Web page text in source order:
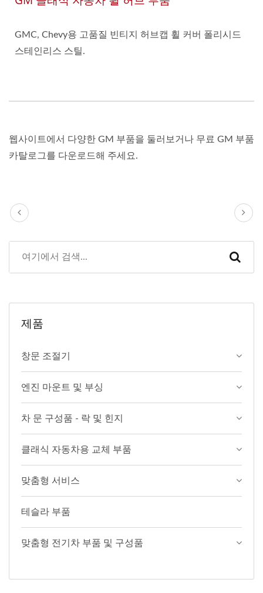
GMC, Chevy용 고품질 빈티지 허브캡 휠 커버 폴리시드
스테인리스 스틸.
웹사이트에서 다양한 GM 부품을 둘러보거나 무료 GM 부품
카탈로그를 다운로드해 주세요.
제품
창문 조절기
엔진 마운트 및 부싱
차 문 구성품 - 락 및 힌지
클래식 자동차용 교체 부품
맞춤형 서비스
테슬라 부품
맞춤형 전기차 부품 및 구성품